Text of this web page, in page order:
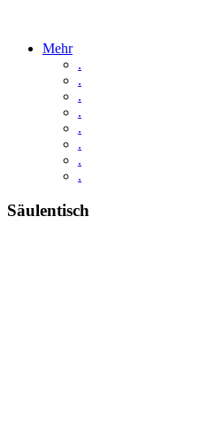
Mehr
.
.
.
.
.
.
.
.
Säulentisch